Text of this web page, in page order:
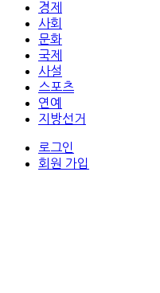
경제
사회
문화
국제
사설
스포츠
연예
지방선거
로그인
회원 가입